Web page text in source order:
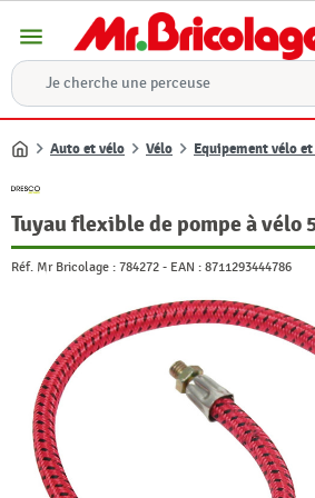
menu
Accueil
Auto et vélo Vélo Equipement vélo
Tuyau flexible de pompe à vélo
Réf. Mr Bricolage : 784272 - EAN : 8711293444786